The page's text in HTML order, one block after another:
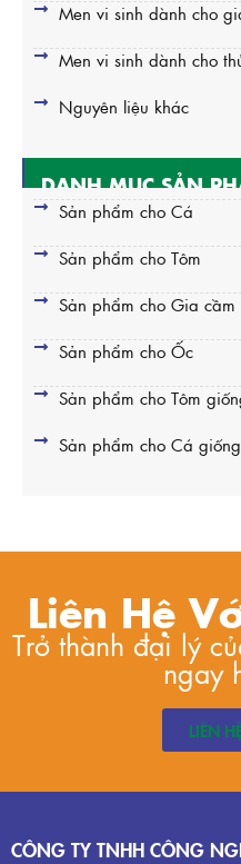
Men vi sinh dành cho
Men vi sinh dành cho
Nguyên liệu khác
DANH MỤC SẢN
Sản phẩm cho Cá
Sản phẩm cho Tôm
Sản phẩm cho Gia cầm
Sản phẩm cho Ốc
Sản phẩm cho Tôm
Sản phẩm cho Cá giống
Liên Hệ
Trở thành đại lý
ngay
LIÊN
CÔNG TY TNHH CÔNG